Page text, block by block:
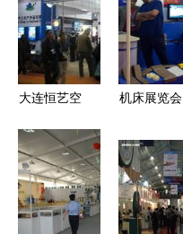
决方案
价格、厂家
及其他展览
服务一览
大连恒艺空
工程 桁架
租赁全方位
指南
机床展览会
价格、批发
与厂家动态